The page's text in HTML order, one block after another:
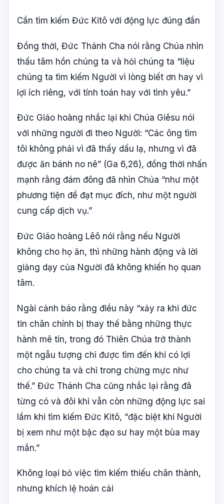
Cần tìm kiếm Đức Kitô với động lực đúng đắn
Đồng thời, Đức Thánh Cha nói rằng Chúa nhìn
thấu tâm hồn chúng ta và hỏi chúng ta “liệu
chúng ta tìm kiếm Người vì lòng biết ơn hay vì
lợi ích riêng, với tính toán hay với tình yêu.”
Đức Giáo hoàng nhắc lại khi Chúa Giêsu nói
với những người đi theo Người: “Các ông tìm
tôi không phải vì đã thấy dấu lạ, nhưng vì đã
được ăn bánh no nê” (Ga 6,26), đồng thời nhấn
mạnh rằng đám đông đã nhìn Chúa “như một
phương tiện để đạt mục đích, như một người
cung cấp dịch vụ.”
Đức Giáo hoàng Lêô nói rằng nếu Người
không cho họ ăn, thì những hành động và lời
giảng dạy của Người đã không khiến họ quan
tâm.
Ngài cảnh báo rằng điều này “xảy ra khi đức
tin chân chính bị thay thế bằng những thực
hành mê tín, trong đó Thiên Chúa trở thành
một ngẫu tượng chỉ được tìm đến khi có lợi
cho chúng ta và chỉ trong chừng mực như
thế.” Đức Thánh Cha cũng nhắc lại rằng đã
từng có và đôi khi vẫn còn những động lực sai
lầm khi tìm kiếm Đức Kitô, “đặc biệt khi Người
bị xem như một bậc đạo sư hay một bùa may
mắn.”
Không loại bỏ việc tìm kiếm thiếu chân thành,
nhưng khích lệ hoán cải